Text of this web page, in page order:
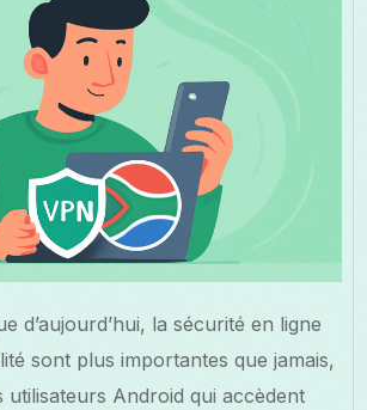
d’aujourd’hui, la sécurité en ligne
sont plus importantes que jamais,
Android qui accèdent